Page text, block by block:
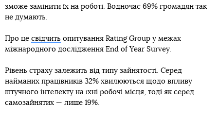
зможе замінити їх на роботі. Водночас 69% громадян так
не думають.
Про це свідчить опитування Rating Group у межах
міжнародного дослідження End of Year Survey.
Рівень страху залежить від типу зайнятості. Серед
найманих працівників 32% хвилюються щодо впливу
штучного інтелекту на їхні робочі місця, тоді як серед
самозайнятих — лише 19%.